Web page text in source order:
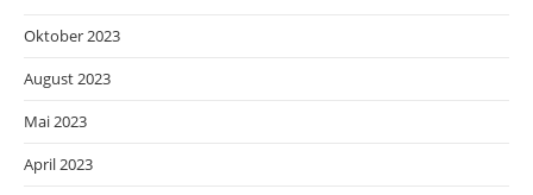
Oktober 2023
August 2023
Mai 2023
April 2023